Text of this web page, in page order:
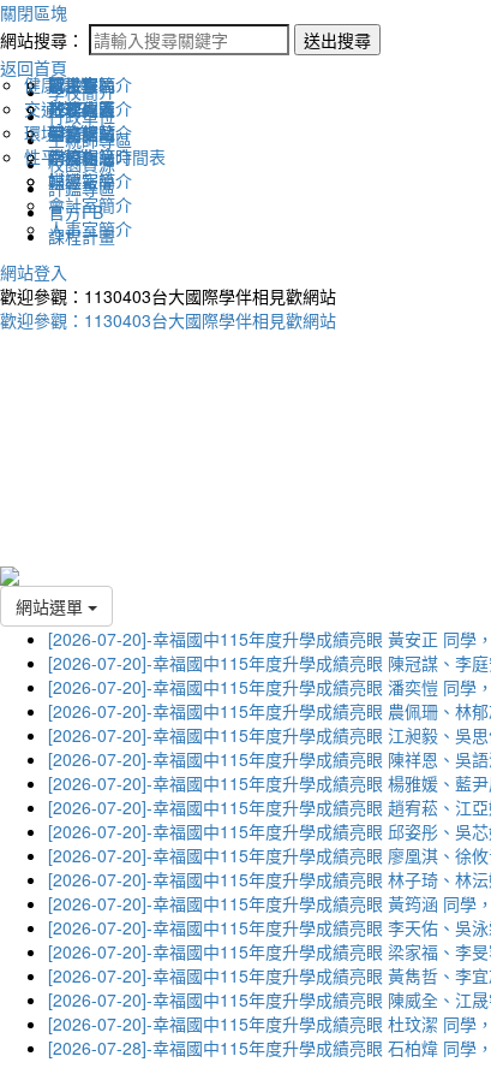
關閉區塊
網站搜尋：
送出搜尋
返回首頁
學校簡介
認識幸福
地理位置
英文網站
幸福相簿
媒體報導
行政單位
校長室簡介
教務處簡介
學務處簡介
總務處簡介
輔導室簡介
會計室簡介
人事室簡介
生親師專區
新生專區
升學專區
圖書館藏
學校作息時間表
校園資源
電子報
下載列表
評鑑專區
健康促進
交通安全
環境教育
性平教育
官方FB
課程計畫
網站登入
歡迎參觀：1130403台大國際學伴相見歡網站
歡迎參觀：1130403台大國際學伴相見歡網站
網站選單
[2026-07-20]-幸福國中115年度升學成績亮眼 黃安正 同學
[2026-07-20]-幸福國中115年度升學成績亮眼 陳冠謀、李
[2026-07-20]-幸福國中115年度升學成績亮眼 潘奕愷 同學
[2026-07-20]-幸福國中115年度升學成績亮眼 農佩珊、林
[2026-07-20]-幸福國中115年度升學成績亮眼 江昶毅、吳
[2026-07-20]-幸福國中115年度升學成績亮眼 陳祥恩、吳
[2026-07-20]-幸福國中115年度升學成績亮眼 楊雅媛、藍
[2026-07-20]-幸福國中115年度升學成績亮眼 趙宥菘、江
[2026-07-20]-幸福國中115年度升學成績亮眼 邱姿彤、吳
[2026-07-20]-幸福國中115年度升學成績亮眼 廖凰淇、徐
[2026-07-20]-幸福國中115年度升學成績亮眼 林子琦、林
[2026-07-20]-幸福國中115年度升學成績亮眼 黃筠涵 同學
[2026-07-20]-幸福國中115年度升學成績亮眼 李天佑、吳
[2026-07-20]-幸福國中115年度升學成績亮眼 梁家福、李
[2026-07-20]-幸福國中115年度升學成績亮眼 黃雋哲、李
[2026-07-20]-幸福國中115年度升學成績亮眼 陳威全、江
[2026-07-20]-幸福國中115年度升學成績亮眼 杜玟潔 同學
[2026-07-28]-幸福國中115年度升學成績亮眼 石柏煒 同學